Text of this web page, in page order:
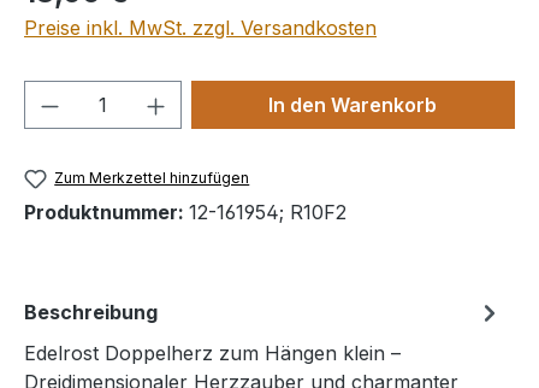
Preise inkl. MwSt. zzgl. Versandkosten
Produkt Anzahl: Gib denIn den Warenkorb
Zum Merkzettel hinzufügen
Produktnummer: 12-161954; R10F2
Beschreibung
Edelrost Doppelherz zum Hängen klein –
Dreidimensionaler Herzzauber und charmanter